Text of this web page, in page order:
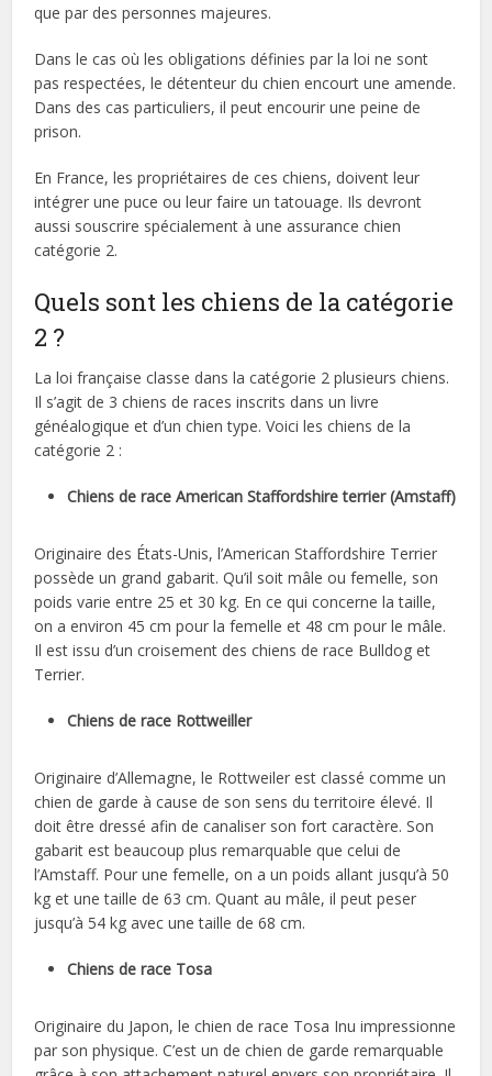
que par des personnes majeures.
Dans le cas où les obligations définies par la loi ne sont
pas respectées, le détenteur du chien encourt une amende.
Dans des cas particuliers, il peut encourir une peine de
prison.
En France, les propriétaires de ces chiens, doivent leur
intégrer une puce ou leur faire un tatouage. Ils devront
aussi souscrire spécialement à une assurance chien
catégorie 2.
Quels sont les chiens de la catégorie
2 ?
La loi française classe dans la catégorie 2 plusieurs chiens.
Il s’agit de 3 chiens de races inscrits dans un livre
généalogique et d’un chien type. Voici les chiens de la
catégorie 2 :
Chiens de race American Staffordshire terrier (Amstaff)
Originaire des États-Unis, l’American Staffordshire Terrier
possède un grand gabarit. Qu’il soit mâle ou femelle, son
poids varie entre 25 et 30 kg. En ce qui concerne la taille,
on a environ 45 cm pour la femelle et 48 cm pour le mâle.
Il est issu d’un croisement des chiens de race Bulldog et
Terrier.
Chiens de race Rottweiller
Originaire d’Allemagne, le Rottweiler est classé comme un
chien de garde à cause de son sens du territoire élevé. Il
doit être dressé afin de canaliser son fort caractère. Son
gabarit est beaucoup plus remarquable que celui de
l’Amstaff. Pour une femelle, on a un poids allant jusqu’à 50
kg et une taille de 63 cm. Quant au mâle, il peut peser
jusqu’à 54 kg avec une taille de 68 cm.
Chiens de race Tosa
Originaire du Japon, le chien de race Tosa Inu impressionne
par son physique. C’est un de chien de garde remarquable